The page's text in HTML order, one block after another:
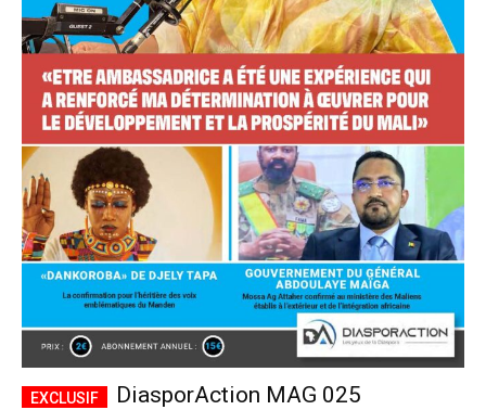
ANNUEL MENSUEL
CHOISIR LE FORFAIT
DiasporAction MAG 025